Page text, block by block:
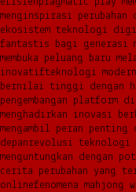
menginspirasi perubahan
ekosistem teknologi
fantastis bagi generasi
membuka peluang baru
inovatifteknologi modern
bernilai tinggi dengan
pengembangan platform
menghadirkan inovasi
mengambil peran penting
depanrevolusi teknologi
menguntungkan dengan
cerita perubahan yang
onlinefenomena mahjong